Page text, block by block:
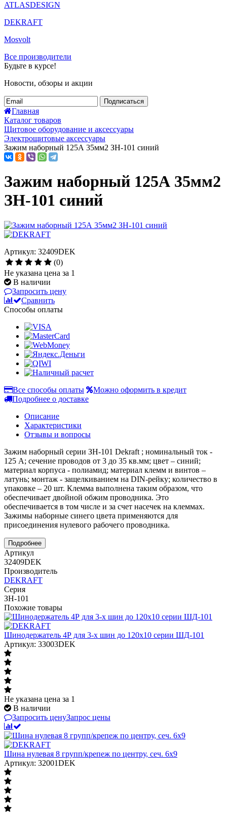
ATLASDESIGN
DEKRAFT
Mosvolt
Все производители
Будьте в курсе!
Новости, обзоры и акции
Подписаться
Главная
Каталог товаров
Щитовое оборудование и аксессуары
Электрощитовые аксессуары
Зажим наборный 125А 35мм2 ЗН-101 синий
Зажим наборный 125А 35мм2
ЗН-101 синий
Артикул: 32409DEK
(0)
Не указана цена за 1
В наличии
Запросить цену
Сравнить
Способы оплаты
Все способы оплаты
Можно оформить в кредит
Подробнее о доставке
Описание
Характеристики
Отзывы и вопросы
Зажим наборный серии ЗН-101 Dekraft ; номинальный ток -
125 А; сечение проводов от 3 до 35 кв.мм; цвет – синий;
материал корпуса - полиамид; материал клемм и винтов –
латунь; монтаж - защелкиванием на DIN-рейку; количество в
упаковке – 20 шт. Клемма выполнена таким образом, что
обеспечивает двойной обжим проводника. Это
обеспечивается в том числе и за счет насечек на клеммах.
Зажимы наборные синего цвета применяются для
присоединения нулевого рабочего проводника.
Подробнее
Артикул
32409DEK
Производитель
DEKRAFT
Серия
ЗН-101
Похожие товары
Шинодержатель 4Р для 3-х шин до 120х10 серии ШД-101
Артикул: 33003DEK
Не указана цена за 1
В наличии
Запросить ценуЗапрос цены
Шина нулевая 8 групп/крепеж по центру, сеч. 6x9
Артикул: 32001DEK